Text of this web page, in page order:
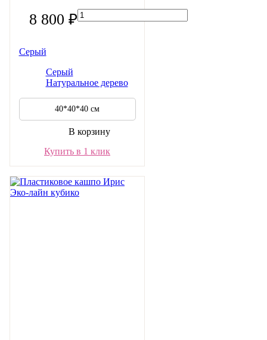
8 800 ₽
Серый
Серый
Натуральное дерево
40*40*40 см
В корзину
Купить в 1 клик